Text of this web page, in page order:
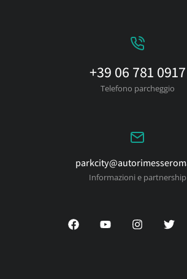
+39 06 781 0917
Telefono parcheggio
Informazioni e partnership